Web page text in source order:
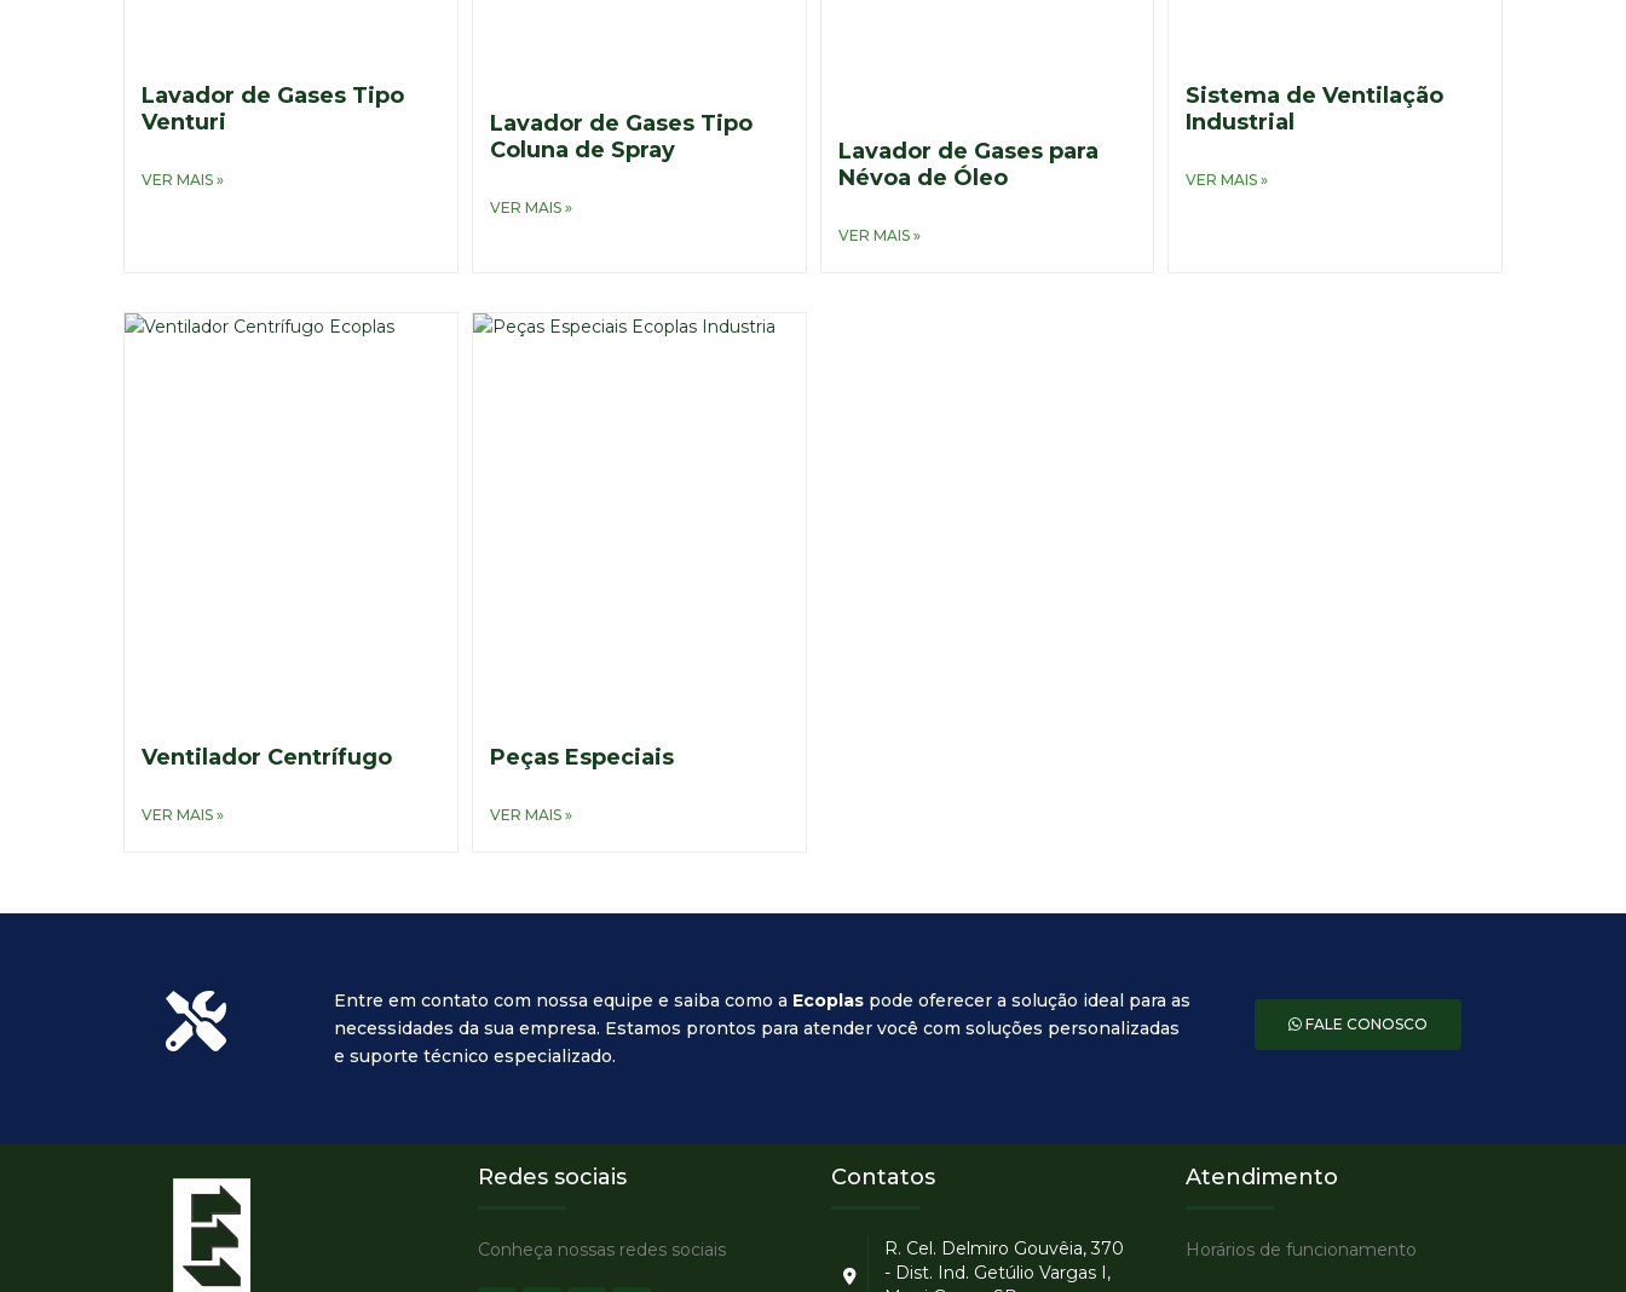
Lavador de Gases Tipo
Venturi
VER MAIS »
Lavador de Gases Tipo
Coluna de Spray
VER MAIS »
Lavador de Gases para
Névoa de Óleo
VER MAIS »
Sistema de Ventilação
Industrial
VER MAIS »
Ventilador Centrífugo
VER MAIS »
Peças Especiais
VER MAIS »
Entre em contato com nossa equipe e saiba como a Ecoplaspode oferecer a solução ideal para as
necessidades da sua empresa. Estamos prontos para atender você com soluções personalizadas
e suporte técnico especializado.
FALE CONOSCO
Redes sociais
Conheça nossas redes sociais
Contatos
R. Cel. Delmiro Gouvêia, 370
- Dist. Ind. Getúlio Vargas I,
Atendimento
Horários de funcionamento